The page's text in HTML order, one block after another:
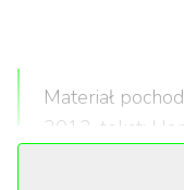
Materiał
2013, tekst: